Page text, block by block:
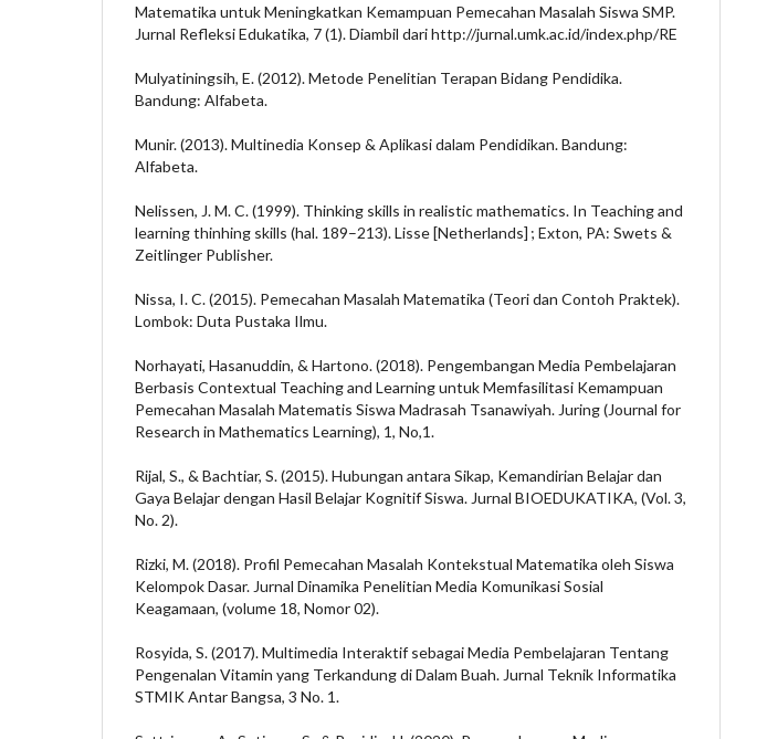
Matematika untuk Meningkatkan Kemampuan Pemecahan Masalah Siswa SMP.
Jurnal Refleksi Edukatika, 7 (1). Diambil dari http://jurnal.umk.ac.id/index.php/RE
Mulyatiningsih, E. (2012). Metode Penelitian Terapan Bidang Pendidika.
Bandung: Alfabeta.
Munir. (2013). Multinedia Konsep & Aplikasi dalam Pendidikan. Bandung:
Alfabeta.
Nelissen, J. M. C. (1999). Thinking skills in realistic mathematics. In Teaching and
learning thinhing skills (hal. 189–213). Lisse [Netherlands] ; Exton, PA: Swets &
Zeitlinger Publisher.
Nissa, I. C. (2015). Pemecahan Masalah Matematika (Teori dan Contoh Praktek).
Lombok: Duta Pustaka Ilmu.
Norhayati, Hasanuddin, & Hartono. (2018). Pengembangan Media Pembelajaran
Berbasis Contextual Teaching and Learning untuk Memfasilitasi Kemampuan
Pemecahan Masalah Matematis Siswa Madrasah Tsanawiyah. Juring (Journal for
Research in Mathematics Learning), 1, No,1.
Rijal, S., & Bachtiar, S. (2015). Hubungan antara Sikap, Kemandirian Belajar dan
Gaya Belajar dengan Hasil Belajar Kognitif Siswa. Jurnal BIOEDUKATIKA, (Vol. 3,
No. 2).
Rizki, M. (2018). Profil Pemecahan Masalah Kontekstual Matematika oleh Siswa
Kelompok Dasar. Jurnal Dinamika Penelitian Media Komunikasi Sosial
Keagamaan, (volume 18, Nomor 02).
Rosyida, S. (2017). Multimedia Interaktif sebagai Media Pembelajaran Tentang
Pengenalan Vitamin yang Terkandung di Dalam Buah. Jurnal Teknik Informatika
STMIK Antar Bangsa, 3 No. 1.